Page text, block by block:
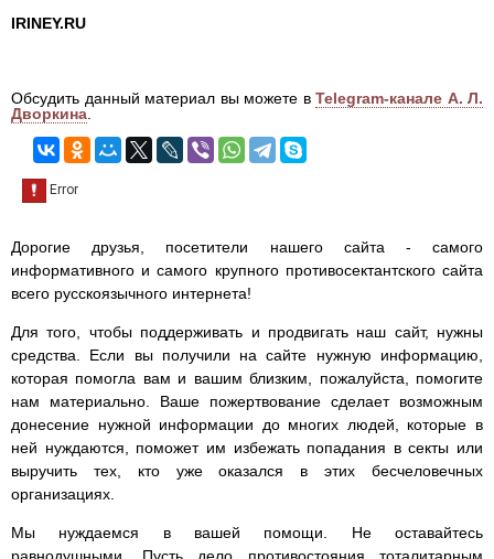
IRINEY.RU
Обсудить данный материал вы можете в Telegram-канале А. Л.
Дворкина
Дорогие друзья, посетители нашего сайта - самого
информативного и самого крупного противосектантского сайта
всего русскоязычного интернета!
Для того, чтобы поддерживать и продвигать наш сайт, нужны
средства. Если вы получили на сайте нужную информацию,
которая помогла вам и вашим близким, пожалуйста, помогите
нам материально. Ваше пожертвование сделает возможным
донесение нужной информации до многих людей, которые в
ней нуждаются, поможет им избежать попадания в секты или
выручить тех, кто уже оказался в этих бесчеловечных
организациях.
Мы нуждаемся в вашей помощи. Не оставайтесь